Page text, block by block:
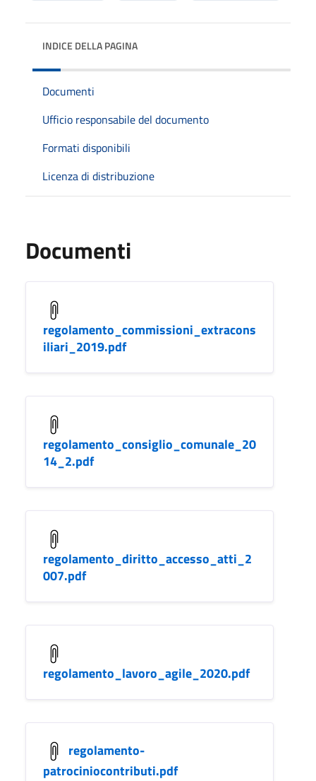
INDICE DELLA PAGINA
Documenti
Ufficio responsabile del documento
Formati disponibili
Licenza di distribuzione
Documenti
regolamento_commissioni_extracons
iliari_2019.pdf
regolamento_consiglio_comunale_20
14_2.pdf
regolamento_diritto_accesso_atti_2
007.pdf
regolamento_lavoro_agile_2020.pdf
regolamento-
patrociniocontributi.pdf